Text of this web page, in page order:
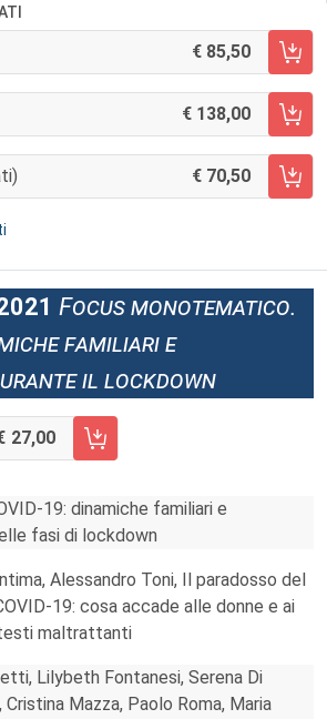
85,50
138,00
70,50
Focus monotematico.
familiari e
il lockdown
27,00
FASCICOLO 3/2021
19: dinamiche familiari e
fasi di lockdown
Alessandro Toni, Il paradosso del
19: cosa accade alle donne e ai
maltrattanti
Lilybeth Fontanesi, Serena Di
Cristina Mazza, Paolo Roma, Maria